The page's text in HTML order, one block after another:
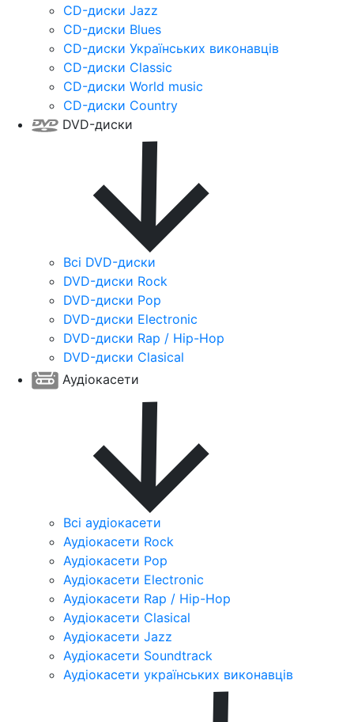
CD-диски Jazz
CD-диски Blues
CD-диски Українських виконавців
CD-диски Classic
CD-диски World music
CD-диски Country
DVD-диски
Всі DVD-диски
DVD-диски Rock
DVD-диски Pop
DVD-диски Electronic
DVD-диски Rap / Hip-Hop
DVD-диски Clasical
Аудіокасети
Всі аудіокасети
Аудіокасети Rock
Аудіокасети Pop
Аудіокасети Electronic
Аудіокасети Rap / Hip-Hop
Аудіокасети Clasical
Аудіокасети Jazz
Аудіокасети Soundtrack
Аудіокасети українських виконавців